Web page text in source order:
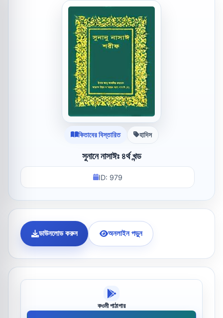
কিতাবের বিস্তারিত হাদিস
সুনানে নাসাঈঃ ৪র্থ খন্ড
ID: 979
ডাউনলোড করুন অনলাইন পড়ুন
কওমী পাঠাগার